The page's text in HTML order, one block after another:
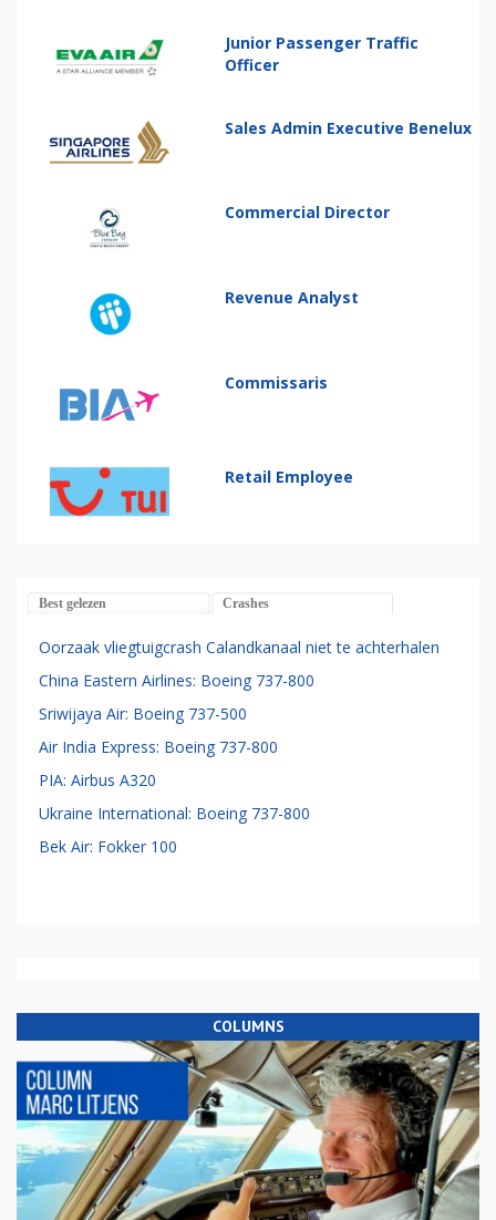
Junior Passenger Traffic
Officer
Sales Admin Executive Benelux
Commercial Director
Revenue Analyst
Commissaris
Retail Employee
Best gelezen Crashes
Oorzaak vliegtuigcrash Calandkanaal niet te achterhalen
China Eastern Airlines: Boeing 737-800
Sriwijaya Air: Boeing 737-500
Air India Express: Boeing 737-800
PIA: Airbus A320
Ukraine International: Boeing 737-800
Bek Air: Fokker 100
COLUMNS